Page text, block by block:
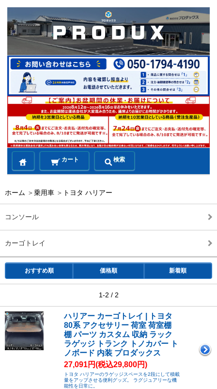
カート 検索
ホーム ＞乗用車 ＞ トヨタ ハリアー
コンソール
カーゴトレイ
おすすめ順 価格順 新着順
1-2 / 2
ハリアー カーゴトレイ | トヨタ
80系 アクセサリー 荷室 荷室棚
棚 パーツ カスタム 収納 ラック
ラゲッジ トランク トノカバー ト
ノボード 内装 プロダックス
27,091円(税込29,800円)
トヨタ ハリアーのラゲッジスペースを2段にして積載
量をアップさせる便利グッズ。 ラグジュアリーな機
能性を日常に。